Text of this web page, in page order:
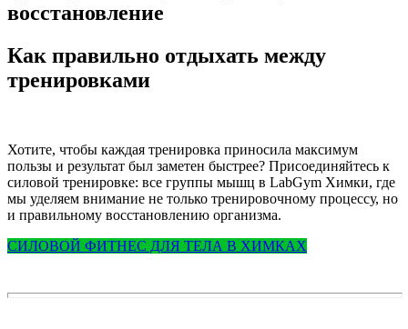
восстановление
Как правильно отдыхать между
тренировками
Хотите, чтобы каждая тренировка приносила максимум
пользы и результат был заметен быстрее? Присоединяйтесь к
силовой тренировке: все группы мышц в LabGym Химки, где
мы уделяем внимание не только тренировочному процессу, но
и правильному восстановлению организма.
СИЛОВОЙ ФИТНЕС ДЛЯ ТЕЛА В ХИМКАХ